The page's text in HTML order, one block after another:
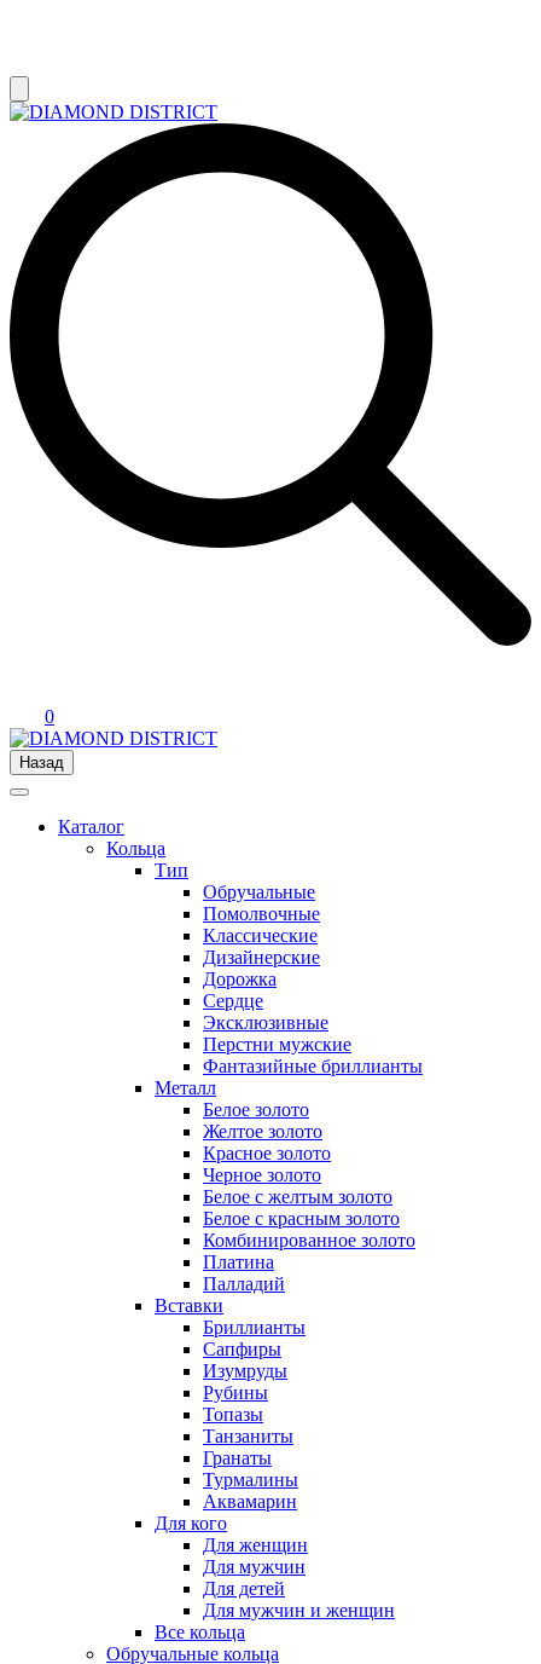
0
Назад
Каталог
Кольца
Тип
Обручальные
Помолвочные
Классические
Дизайнерские
Дорожка
Сердце
Эксклюзивные
Перстни мужские
Фантазийные бриллианты
Металл
Белое золото
Желтое золото
Красное золото
Черное золото
Белое с желтым золото
Белое с красным золото
Комбинированное золото
Платина
Палладий
Вставки
Бриллианты
Сапфиры
Изумруды
Рубины
Топазы
Танзаниты
Гранаты
Турмалины
Аквамарин
Для кого
Для женщин
Для мужчин
Для детей
Для мужчин и женщин
Все кольца
Обручальные кольца